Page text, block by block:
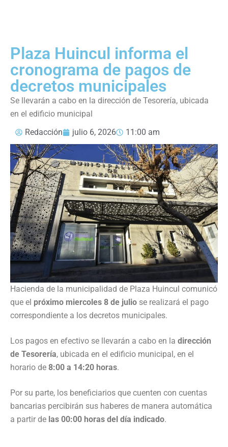
Plaza Huincul informa el
cronograma de pagos de
decretos municipales
Se llevarán a cabo en la dirección de Tesorería, ubicada
en el edificio municipal
Redacción
julio 6, 2026 11:00 am
Hacienda de la municipalidad de Plaza Huincul comunicó
que el próximo miercoles 8 de julio se realizará el pago
correspondiente a los decretos municipales.
Los pagos en efectivo se llevarán a cabo en la dirección
de Tesorería, ubicada en el edificio municipal, en el
horario de 8:00 a 14:20 horas.
Por su parte, los beneficiarios que cuenten con cuentas
bancarias percibirán sus haberes de manera automática
a partir de las 00:00 horas del día indicado.